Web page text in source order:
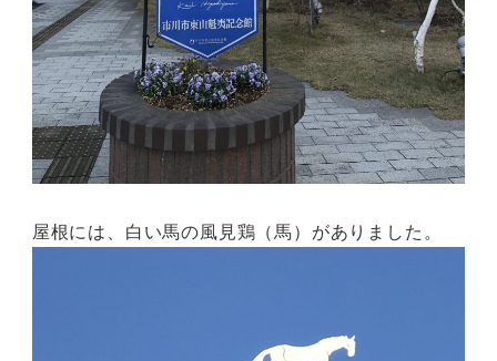
屋根には、白い馬の風見鶏（馬）がありました。